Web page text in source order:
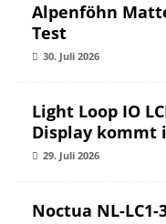
Alpenföhn
Test
30. Juli 2026
Light Loop IO
Display kommt
29. Juli 2026
Noctua NL-LC1-